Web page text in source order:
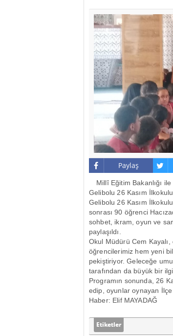
Paylaş
Millî Eğitim Bakanlığı
Gelibolu 26 Kasım
Gelibolu 26 Kasım
sonrası 90 öğrenci
sohbet, ikram, oyun ve
paylaşıldı.
Okul Müdürü Cem
öğrencilerimiz hem yeni
pekiştiriyor. Geleceğe
tarafından da büyük bir
Programın sonunda, 26
edip, oyunlar oynayan
Haber: Elif MAYADAĞ
Etiketler